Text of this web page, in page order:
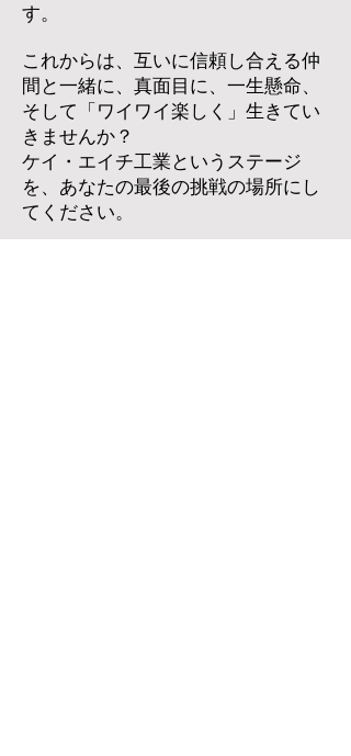
す。
​これからは、互いに信頼し合える仲
間と一緒に、真面目に、一生懸命、
そして「ワイワイ楽しく」生きてい
きませんか？
ケイ・エイチ工業というステージ
を、あなたの最後の挑戦の場所にし
てください。